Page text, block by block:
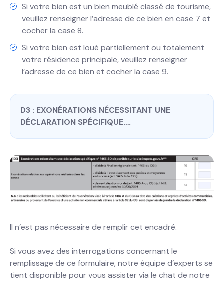
Si votre bien est un bien meublé classé de tourisme,
veuillez renseigner l’adresse de ce bien en case 7 et
cocher la case 8.
Si votre bien est loué partiellement ou totalement
votre résidence principale, veuillez renseigner
l’adresse de ce bien et cocher la case 9.
D3 : EXONÉRATIONS NÉCESSITANT UNE
DÉCLARATION SPÉCIFIQUE….
Il n’est pas nécessaire de remplir cet encadré.
Si vous avez des interrogations concernant le
remplissage de ce formulaire, notre équipe d’experts se
tient disponible pour vous assister via le chat de notre